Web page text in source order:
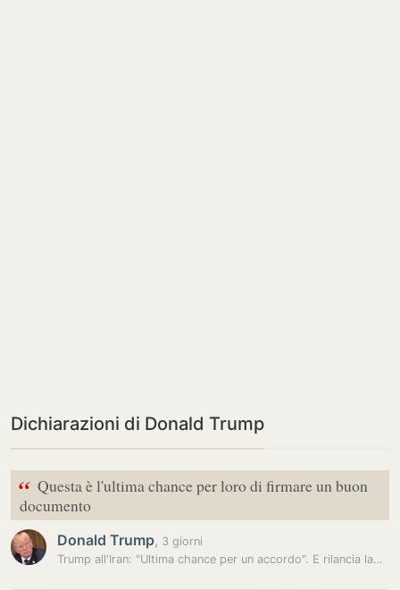
Dichiarazioni di Donald Trump
“ Questa è l'ultima chance per loro di firmare un buon
documento
Donald Trump, 3 giorni
Trump all'Iran: "Ultima chance per un accordo". E rilancia la…